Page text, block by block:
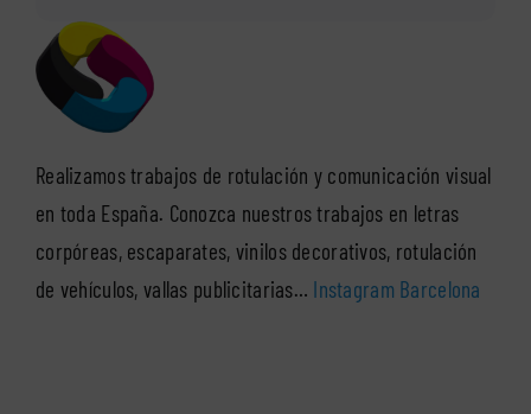
Realizamos trabajos de rotulación y comunicación visual
en toda España. Conozca nuestros trabajos en letras
corpóreas, escaparates, vinilos decorativos, rotulación
de vehículos, vallas publicitarias… Instagram Barcelona